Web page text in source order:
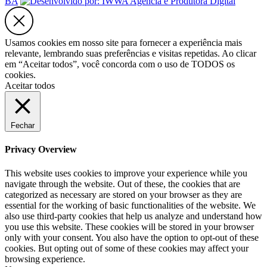
Usamos cookies em nosso site para fornecer a experiência mais
relevante, lembrando suas preferências e visitas repetidas. Ao clicar
em “Aceitar todos”, você concorda com o uso de TODOS os
cookies.
Aceitar todos
Fechar
Privacy Overview
This website uses cookies to improve your experience while you
navigate through the website. Out of these, the cookies that are
categorized as necessary are stored on your browser as they are
essential for the working of basic functionalities of the website. We
also use third-party cookies that help us analyze and understand how
you use this website. These cookies will be stored in your browser
only with your consent. You also have the option to opt-out of these
cookies. But opting out of some of these cookies may affect your
browsing experience.